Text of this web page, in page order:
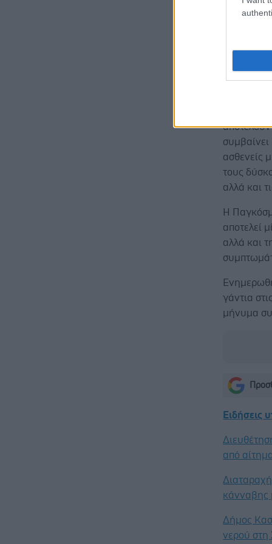
έλκη.
ασθενείς
τους
αλλά και
Η
αποτελεί
αλλά και
γάντια
μήνυμα
Ειδήσεις
από
κάνναβης
Δήμος
νερού στη